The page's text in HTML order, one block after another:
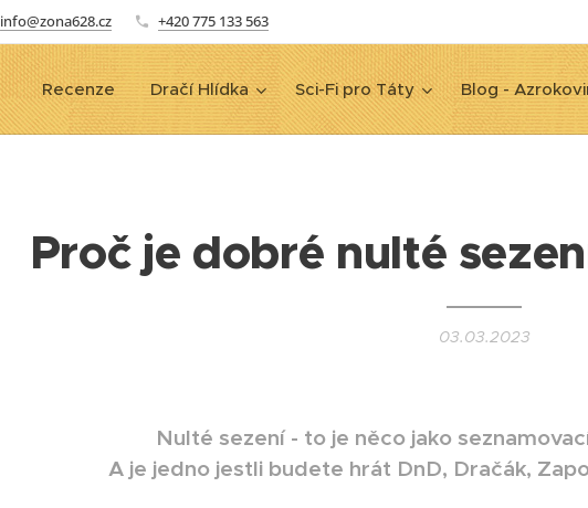
info@zona628.cz +420 775 133 563
Recenze Dračí Hlídka Sci-Fi pro Táty Blog -
Proč je dobré nulté
03.03.2023
Nulté sezení - to je něco jako
A je jedno jestli budete hrát DnD, Dračák,